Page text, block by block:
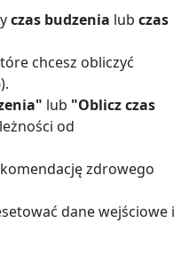
czas budzenia lub czas
chcesz obliczyć
lub "Oblicz czas
od
zdrowego
dane wejściowe i